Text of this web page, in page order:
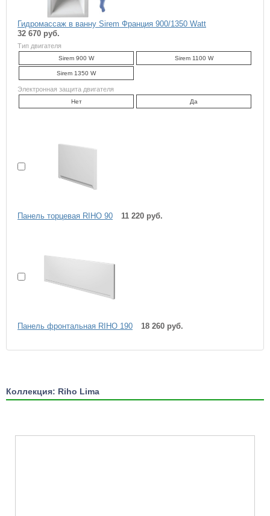
Гидромассаж в ванну Sirem Франция 900/1350 Watt
32 670 руб.
Тип двигателя
Sirem 900 W Sirem 1100 W
Sirem 1350 W
Электронная защита двигателя
Нет Да
Панель торцевая RIHO 90 11 220 руб.
Панель фронтальная RIHO 190 18 260 руб.
Коллекция: Riho Lima